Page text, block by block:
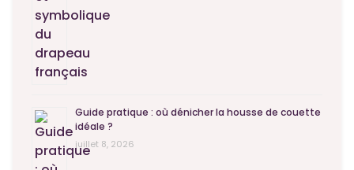
Guide pratique : où dénicher la housse de couette
idéale ?
juillet 8, 2026